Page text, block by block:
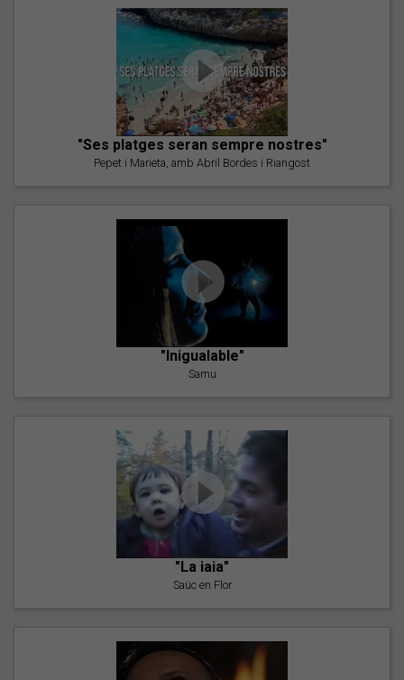
"Ses platges seran sempre nostres"
Pepet i Marieta, amb Abril Bordes i Riangost
"Inigualable"
Samu
"La iaia"
Saüc en Flor